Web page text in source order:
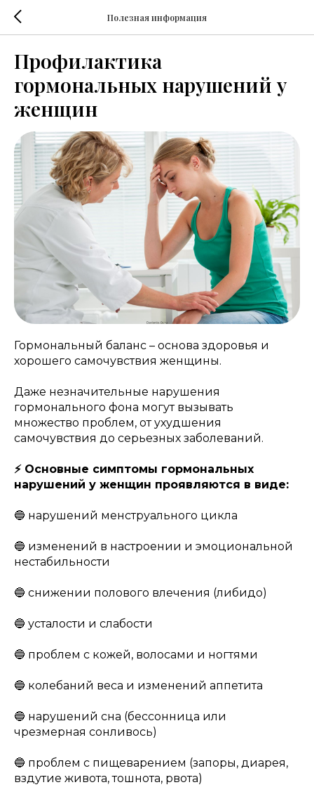
Полезная информация
Профилактика
гормональных нарушений у
женщин
Гормональный баланс – основа здоровья и
хорошего самочувствия женщины.
Даже незначительные нарушения
гормонального фона могут вызывать
множество проблем, от ухудшения
самочувствия до серьезных заболеваний.
⚡️ Основные симптомы гормональных
нарушений у женщин проявляются в виде:
🔵 нарушений менструального цикла
🔵 изменений в настроении и эмоциональной
нестабильности
🔵 снижении полового влечения (либидо)
🔵 усталости и слабости
🔵 проблем с кожей, волосами и ногтями
🔵 колебаний веса и изменений аппетита
🔵 нарушений сна (бессонница или
чрезмерная сонливось)
🔵 проблем с пищеварением (запоры, диарея,
вздутие живота, тошнота, рвота)